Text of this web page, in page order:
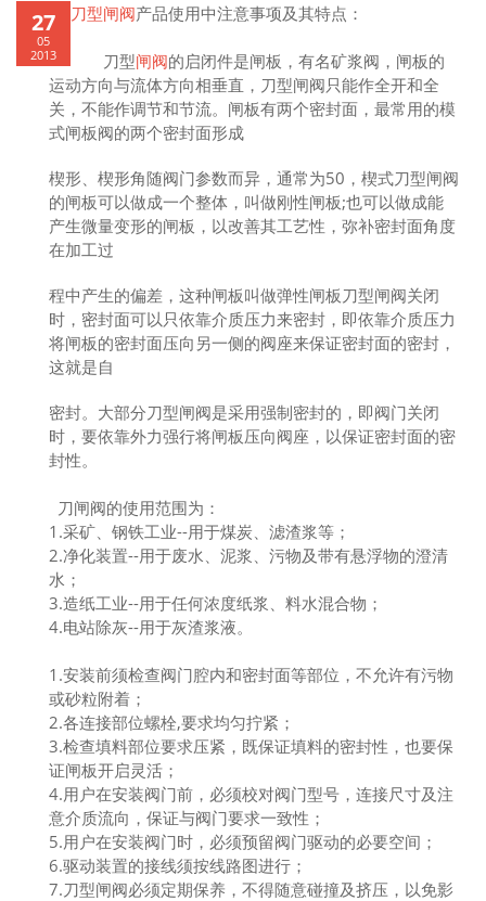
27
05
2013
刀型闸阀产品使用中注意事项及其特点：
刀型闸阀的启闭件是闸板，有名矿浆阀，闸板的
运动方向与流体方向相垂直，刀型闸阀只能作全开和全
关，不能作调节和节流。闸板有两个密封面，最常用的模
式闸板阀的两个密封面形成
楔形、楔形角随阀门参数而异，通常为50，楔式刀型闸阀
的闸板可以做成一个整体，叫做刚性闸板;也可以做成能
产生微量变形的闸板，以改善其工艺性，弥补密封面角度
在加工过
程中产生的偏差，这种闸板叫做弹性闸板刀型闸阀关闭
时，密封面可以只依靠介质压力来密封，即依靠介质压力
将闸板的密封面压向另一侧的阀座来保证密封面的密封，
这就是自
密封。大部分刀型闸阀是采用强制密封的，即阀门关闭
时，要依靠外力强行将闸板压向阀座，以保证密封面的密
封性。
刀闸阀的使用范围为：
1.采矿、钢铁工业--用于煤炭、滤渣浆等；
2.净化装置--用于废水、泥浆、污物及带有悬浮物的澄清
水；
3.造纸工业--用于任何浓度纸浆、料水混合物；
4.电站除灰--用于灰渣浆液。
1.安装前须检查阀门腔内和密封面等部位，不允许有污物
或砂粒附着；
2.各连接部位螺栓,要求均匀拧紧；
3.检查填料部位要求压紧，既保证填料的密封性，也要保
证闸板开启灵活；
4.用户在安装阀门前，必须校对阀门型号，连接尺寸及注
意介质流向，保证与阀门要求一致性；
5.用户在安装阀门时，必须预留阀门驱动的必要空间；
6.驱动装置的接线须按线路图进行；
7.刀型闸阀必须定期保养，不得随意碰撞及挤压，以免影